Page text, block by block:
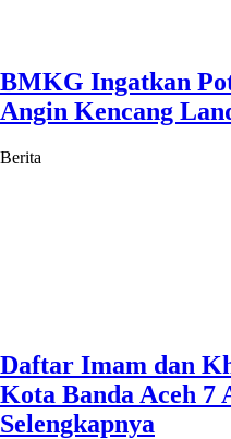
BMKG Ingatkan
Angin Kencang
Berita
Daftar Imam dan
Kota Banda Aceh 7
Selengkapnya